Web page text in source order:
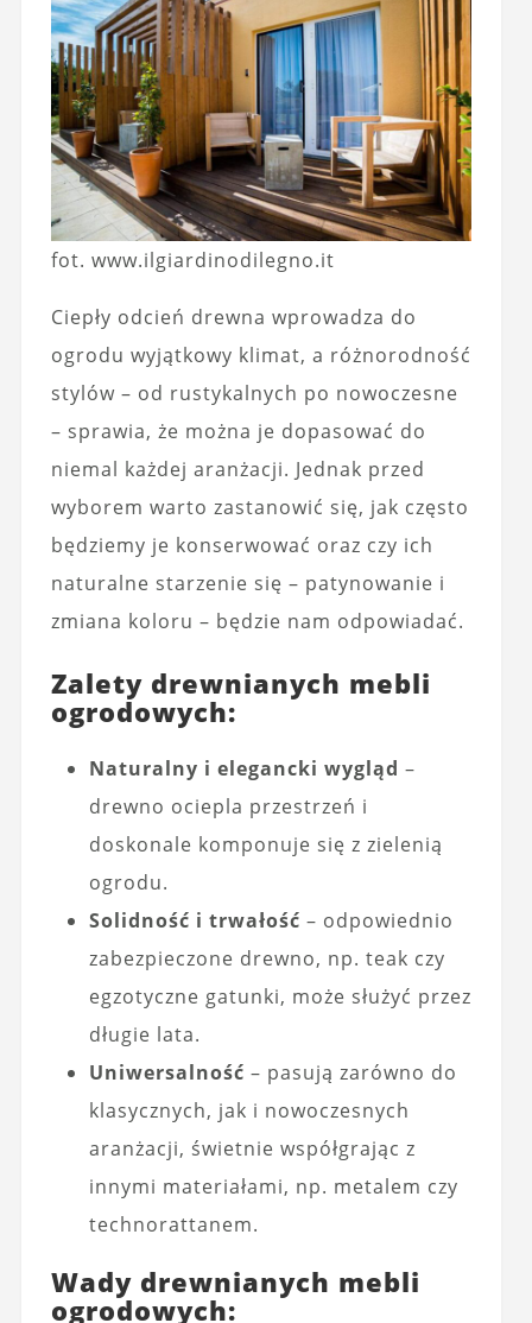
fot. www.ilgiardinodilegno.it
Ciepły odcień drewna wprowadza do
ogrodu wyjątkowy klimat, a różnorodność
stylów – od rustykalnych po nowoczesne
– sprawia, że można je dopasować do
niemal każdej aranżacji. Jednak przed
wyborem warto zastanowić się, jak często
będziemy je konserwować oraz czy ich
naturalne starzenie się – patynowanie i
zmiana koloru – będzie nam odpowiadać.
Zalety drewnianych mebli
ogrodowych:
Naturalny i elegancki wygląd –
drewno ociepla przestrzeń i
doskonale komponuje się z zielenią
ogrodu.
Solidność i trwałość – odpowiednio
zabezpieczone drewno, np. teak czy
egzotyczne gatunki, może służyć przez
długie lata.
Uniwersalność – pasują zarówno do
klasycznych, jak i nowoczesnych
aranżacji, świetnie współgrając z
innymi materiałami, np. metalem czy
technorattanem.
Wady drewnianych mebli
ogrodowych: